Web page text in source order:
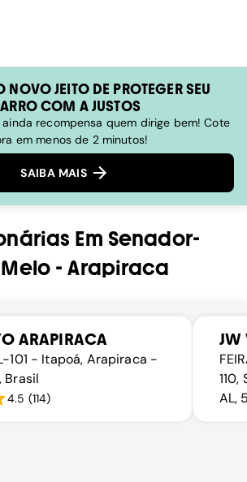
NOVO JEITO DE PROTEGER SEU
COM A JUSTOS
ainda recompensa quem dirige bem! Cote
em menos de 2 minutos!
SAIBA MAIS
Em Senador-
-Arapiraca
ARAPIRACA
101 - Itapoá, Arapiraca -
Brasil
4.5 (114)
JW
AL,